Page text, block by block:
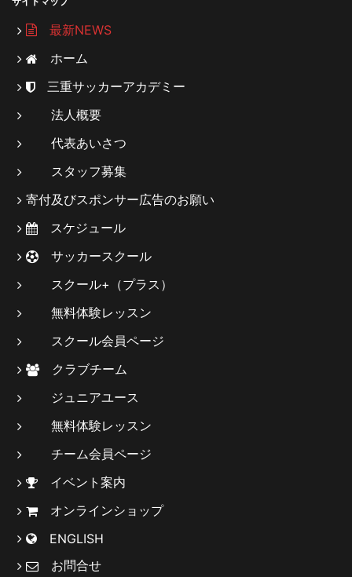
最新NEWS
ホーム
三重サッカーアカデミー
法人概要
代表あいさつ
スタッフ募集
寄付及びスポンサー広告のお願い
スケジュール
サッカースクール
スクール+（プラス）
無料体験レッスン
スクール会員ページ
クラブチーム
ジュニアユース
無料体験レッスン
チーム会員ページ
イベント案内
オンラインショップ
ENGLISH
お問合せ